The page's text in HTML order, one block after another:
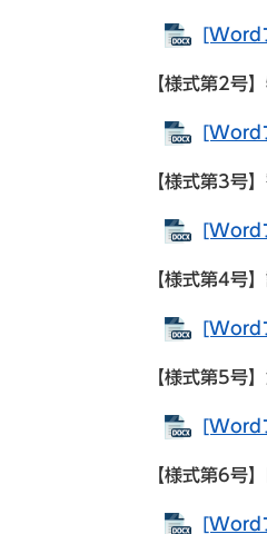
[Word
【様式第2号
[Word
【様式第3号
[Word
【様式第4号
[Word
【様式第5号
[Word
【様式第6号
[Word